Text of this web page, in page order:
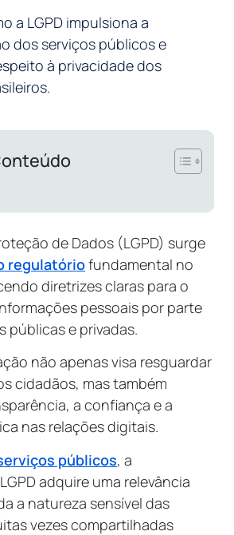
a LGPD impulsiona a
dos serviços públicos e
à privacidade dos
de Dados (LGPD) surge
regulatóriofundamental no
diretrizes claras para o
pessoais por parte
públicas e privadas.
não apenas visa resguardar
cidadãos, mas também
a confiança e a
nas relações digitais.
públicos, a
adquire uma relevância
a natureza sensível das
vezes compartilhadas